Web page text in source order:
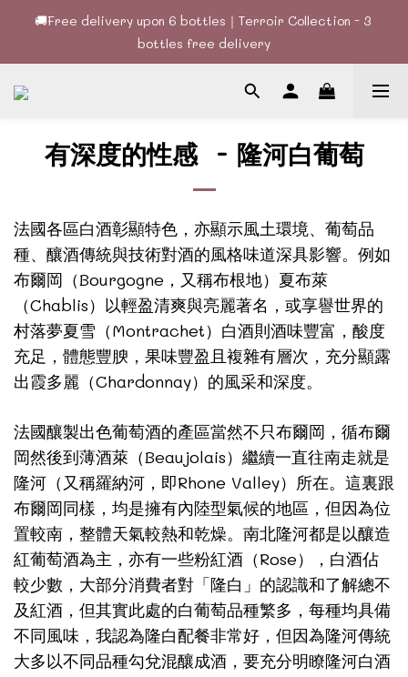
🚚Free delivery upon 6 bottles｜Terroir Collection - 3
bottles free delivery
🚚Free delivery upon 6 bottles｜Terroir Collection - 3
bottles free delivery
🍷酒款、優惠經常更新，請時刻追蹤我地😊｜🤵👰Wine Couple
🚚Free delivery upon 6 bottles｜Terroir Collection - 3
bottles free delivery
有深度的性感 - 隆河白葡萄
法國各區白酒彰顯特色，亦顯示風土環境、葡萄品
種、釀酒傳統與技術對酒的風格味道深具影響。例如
布爾岡（Bourgogne ，又稱布根地）夏布萊
（Chablis ）以輕盈清爽與亮麗著名，或享譽世界的
村落夢夏雪（ Montrachet ）白酒則酒味豐富，酸度
充足，體態豐腴，果味豐盈且複雜有層次，充分顯露
出霞多麗（Chardonnay）的風采和深度。
法國釀製出色葡萄酒的產區當然不只布爾岡，循布爾
岡然後到薄酒萊（Beaujolais ）繼續一直往南走就是
隆河（又稱羅納河，即Rhone Valley）所在。這裏跟
布爾岡同樣，均是擁有內陸型氣候的地區，但因為位
置較南，整體天氣較熱和乾燥。南北隆河都是以釀造
紅葡萄酒為主，亦有一些粉紅酒（ Rose ），白酒佔
較少數，大部分消費者對「隆白」的認識和了解總不
及紅酒，但其實此處的白葡萄品種繁多，每種均具備
不同風味，我認為隆白配餐非常好，但因為隆河傳統
大多以不同品種勾兌混釀成酒，要充分明瞭隆河白酒